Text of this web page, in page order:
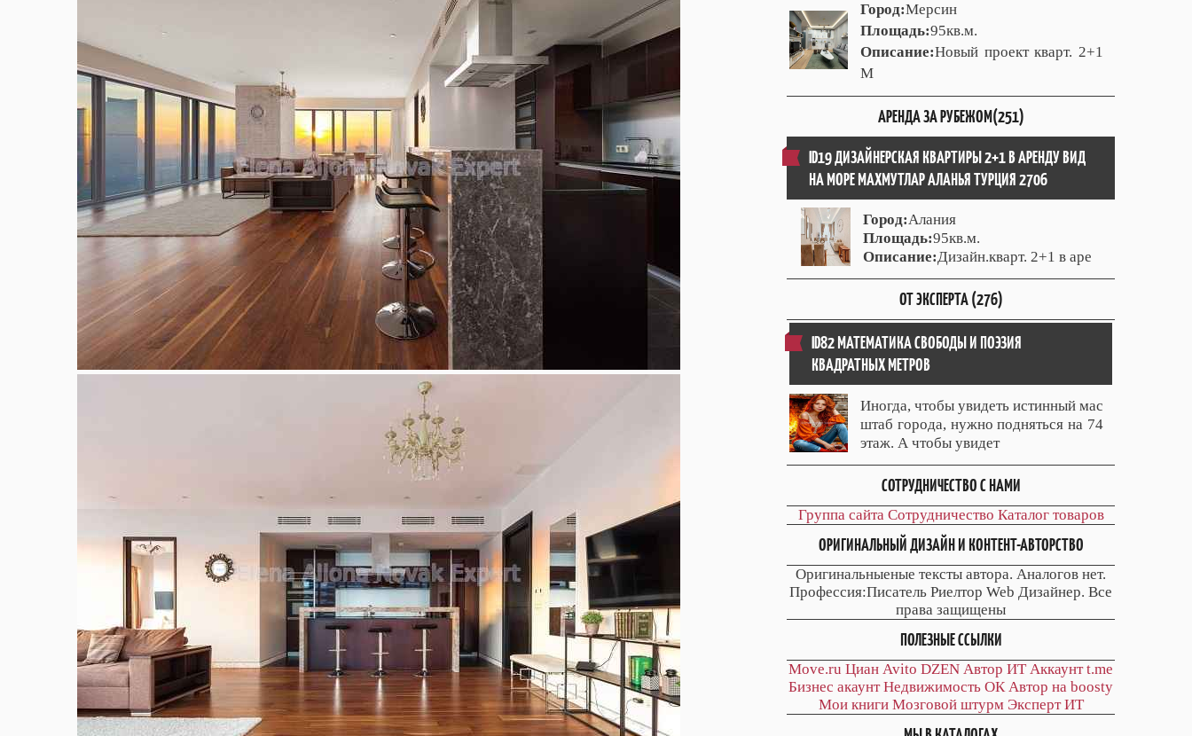
Город:Мерсин
Площадь:95кв.м.
Описание:Новый проект кварт. 2+1
М
АРЕНДА ЗА РУБЕЖОМ(251)
ID19 ДИЗАЙНЕРСКАЯ КВАРТИРЫ 2+1 В АРЕНДУ ВИД
НА МОРЕ МАХМУТЛАР АЛАНЬЯ ТУРЦИЯ 2706
Город:Алания
Площадь:95кв.м.
Описание:Дизайн.кварт. 2+1 в аре
ОТ ЭКСПЕРТА (276)
ID82 МАТЕМАТИКА СВОБОДЫ И ПОЭЗИЯ
КВАДРАТНЫХ МЕТРОВ
Иногда, чтобы увидеть истинный мас
штаб города, нужно подняться на 74
этаж. А чтобы увидет
СОТРУДНИЧЕСТВО С НАМИ
Группа сайта Сотрудничество Каталог товаров
ОРИГИНАЛЬНЫЙ ДИЗАЙН И КОНТЕНТ-АВТОРСТВО
Оригинальныеные тексты автора. Аналогов нет.
Профессия:Писатель Риелтор Web Дизайнер. Все
права защищены
ПОЛЕЗНЫЕ ССЫЛКИ
Move.ru Циан Avito DZEN Автор ИТ Аккаунт t.me
Бизнес акаунт Недвижимость ОК Автор на boosty
Мои книги Мозговой штурм Эксперт ИТ